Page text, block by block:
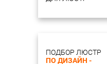
ПОДБОР ЛЮСТР
ПО ДИЗАЙН -